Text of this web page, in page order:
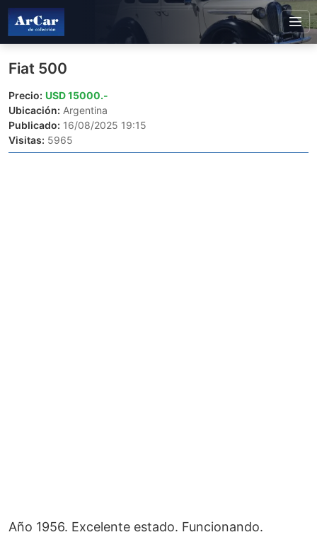
Fiat 500
Precio: USD 15000.-
Ubicación: Argentina
Publicado: 16/08/2025 19:15
Visitas: 5965